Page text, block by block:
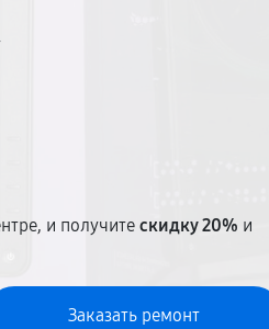
и получитескидку 20% и